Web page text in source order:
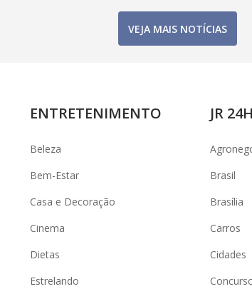
VEJA MAIS NOTÍCIAS
ENTRETENIMENTO
Beleza
Bem-Estar
Casa e Decoração
Cinema
Dietas
Estrelando
JR 24H
Brasil
Brasília
Carros
Cidades